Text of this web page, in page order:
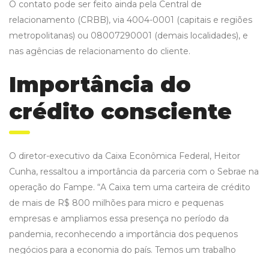
O contato pode ser feito ainda pela Central de
relacionamento (CRBB), via 4004-0001 (capitais e regiões
metropolitanas) ou 08007290001 (demais localidades), e
nas agências de relacionamento do cliente.
Importância do
crédito consciente
O diretor-executivo da Caixa Econômica Federal, Heitor
Cunha, ressaltou a importância da parceria com o Sebrae na
operação do Fampe. “A Caixa tem uma carteira de crédito
de mais de R$ 800 milhões para micro e pequenas
empresas e ampliamos essa presença no período da
pandemia, reconhecendo a importância dos pequenos
negócios para a economia do país. Temos um trabalho